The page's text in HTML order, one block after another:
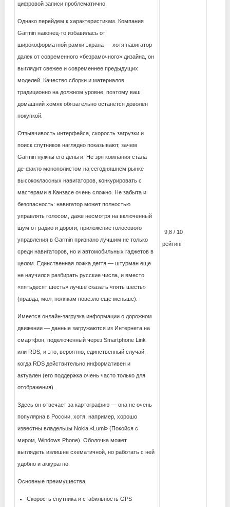
цифровой записи проблематично.
Однако перейдем к характеристикам. Компания
Garmin наконец-то избавилась от
широкоформатной рамки экрана — хотя навигатор
далек от современного «безрамочного» дизайна, он
выглядит свежее и современнее предыдущих
моделей. Качество сборки и материалов
традиционно на должном уровне, поэтому ваш
домашний хомяк обязательно останется доволен
покупкой.
Отзывчивость интерфейса, скорость загрузки и
поиск спутников наглядно показывают, зачем
Garmin нужны его деньги. Не зря компания стала
де-факто монополистом на сегодняшнем рынке
высококлассных навигаторов, конкурировать с
мастерами в Канзасе очень сложно. Не забыта и
безопасность: навигатор может полностью
управлять голосом, даже несмотря на включенный
шум от радио и дороги, приложение голосового
управления в Garmin признано лучшим не только
среди навигаторов, но и автомобильных гаджетов в
целом. Единственная ложка дегтя — штурман еще
не научился разбирать русские числа, и вместо
«пятьдесят шесть» лучше сказать «пять шесть»
(правда, мол, полякам повезло еще меньше).
Имеется онлайн-загрузка информации о дорожном
движении — данные загружаются из Интернета на
смартфон, подключенный через Smartphone Link
или RDS, и это, вероятно, единственный случай,
когда RDS действительно информативен и
актуален (его поддержка очень часто только для
отображения) .
Здесь он отвечает за картографию — она ​​не очень
популярна в России, хотя, например, хорошо
известны владельцы Nokia «Lumi» (Покойся с
миром, Windows Phone). Оболочка может
выглядеть излишне схематичной, но работать с ней
удобно и аккуратно.
Основные преимущества:
Скорость спутника и стабильность GPS
9,8 / 10
рейтинг